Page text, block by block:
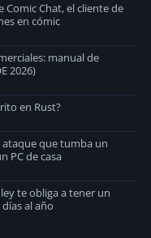
Chat, el cliente de
en cómic
manual de
2026)
en Rust?
ataque que tumba un
PC de casa
te obliga a tener un
al año